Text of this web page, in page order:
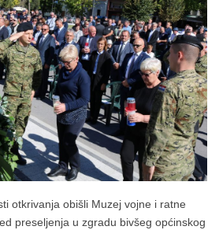
otkrivanja obišli Muzej vojne i ratne
preseljenja u zgradu bivšeg općinskog